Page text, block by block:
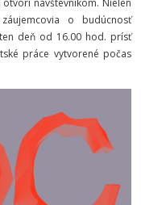
návštevníkom. Nielen
o budúcnosť
deň od 16.00 hod. prísť
práce vytvorené počas